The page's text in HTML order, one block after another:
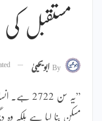
مستقبل کی
Byابویحییٰ
”یہ سن
مسکن بنا لیا ہے بلکہ وہ